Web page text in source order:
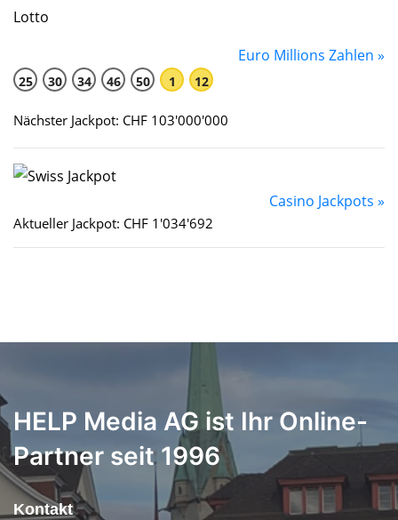
Euro Millions Zahlen »
25 30 34 46 50 1 12
Nächster Jackpot: CHF 103'000'000
Casino Jackpots »
Aktueller Jackpot: CHF 1'034'692
HELP Media AG ist Ihr Online-
Partner seit 1996
Kontakt